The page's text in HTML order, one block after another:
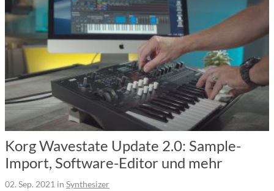
Korg Wavestate Update 2.0: Sample-
Import, Software-Editor und mehr
02. Sep. 2021 in Synthesizer